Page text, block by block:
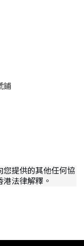
鋪
您提供的其他任何協
法律解釋。